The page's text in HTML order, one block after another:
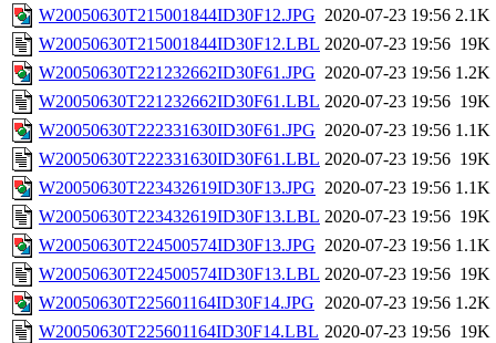
W20050630T215001844ID30F12.JPG 2020-07-23 19:56 2.1K
W20050630T215001844ID30F12.LBL 2020-07-23 19:56 19K
W20050630T221232662ID30F61.JPG 2020-07-23 19:56 1.2K
W20050630T221232662ID30F61.LBL 2020-07-23 19:56 19K
W20050630T222331630ID30F61.JPG 2020-07-23 19:56 1.1K
W20050630T222331630ID30F61.LBL 2020-07-23 19:56 19K
W20050630T223432619ID30F13.JPG 2020-07-23 19:56 1.1K
W20050630T223432619ID30F13.LBL 2020-07-23 19:56 19K
W20050630T224500574ID30F13.JPG 2020-07-23 19:56 1.1K
W20050630T224500574ID30F13.LBL 2020-07-23 19:56 19K
W20050630T225601164ID30F14.JPG 2020-07-23 19:56 1.2K
W20050630T225601164ID30F14.LBL 2020-07-23 19:56 19K